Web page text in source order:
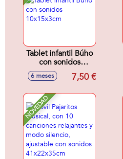
Tablet infantil Búho
con sonidos
10x15x3cm
6 meses 7,50 €
NOVEDAD